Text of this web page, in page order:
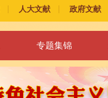
人大文献 政府文献
专题集锦